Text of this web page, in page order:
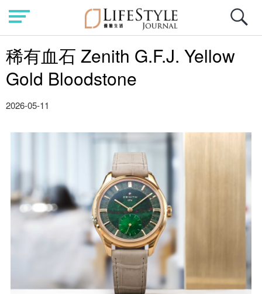
稀有血石 Zenith G.F.J. Yellow
Gold Bloodstone
2026-05-11